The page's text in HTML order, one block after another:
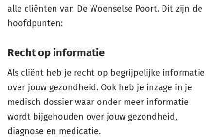
alle cliënten van De Woenselse Poort. Dit zijn de
hoofdpunten:
Recht op informatie
Als cliënt heb je recht op begrijpelijke informatie
over jouw gezondheid. Ook heb je inzage in je
medisch dossier waar onder meer informatie
wordt bijgehouden over jouw gezondheid,
diagnose en medicatie.